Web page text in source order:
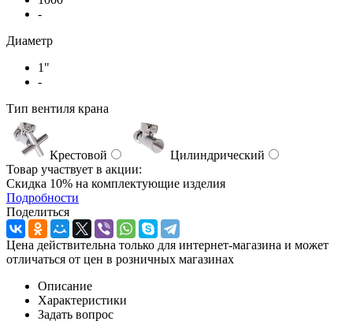
-
Диаметр
1"
-
Тип вентиля крана
Крестовой
Цилиндрический
Товар участвует в акции:
Скидка 10% на комплектующие изделия
Подробности
Поделиться
Цена действительна только для интернет-магазина и может
отличаться от цен в розничных магазинах
Описание
Характеристики
Задать вопрос